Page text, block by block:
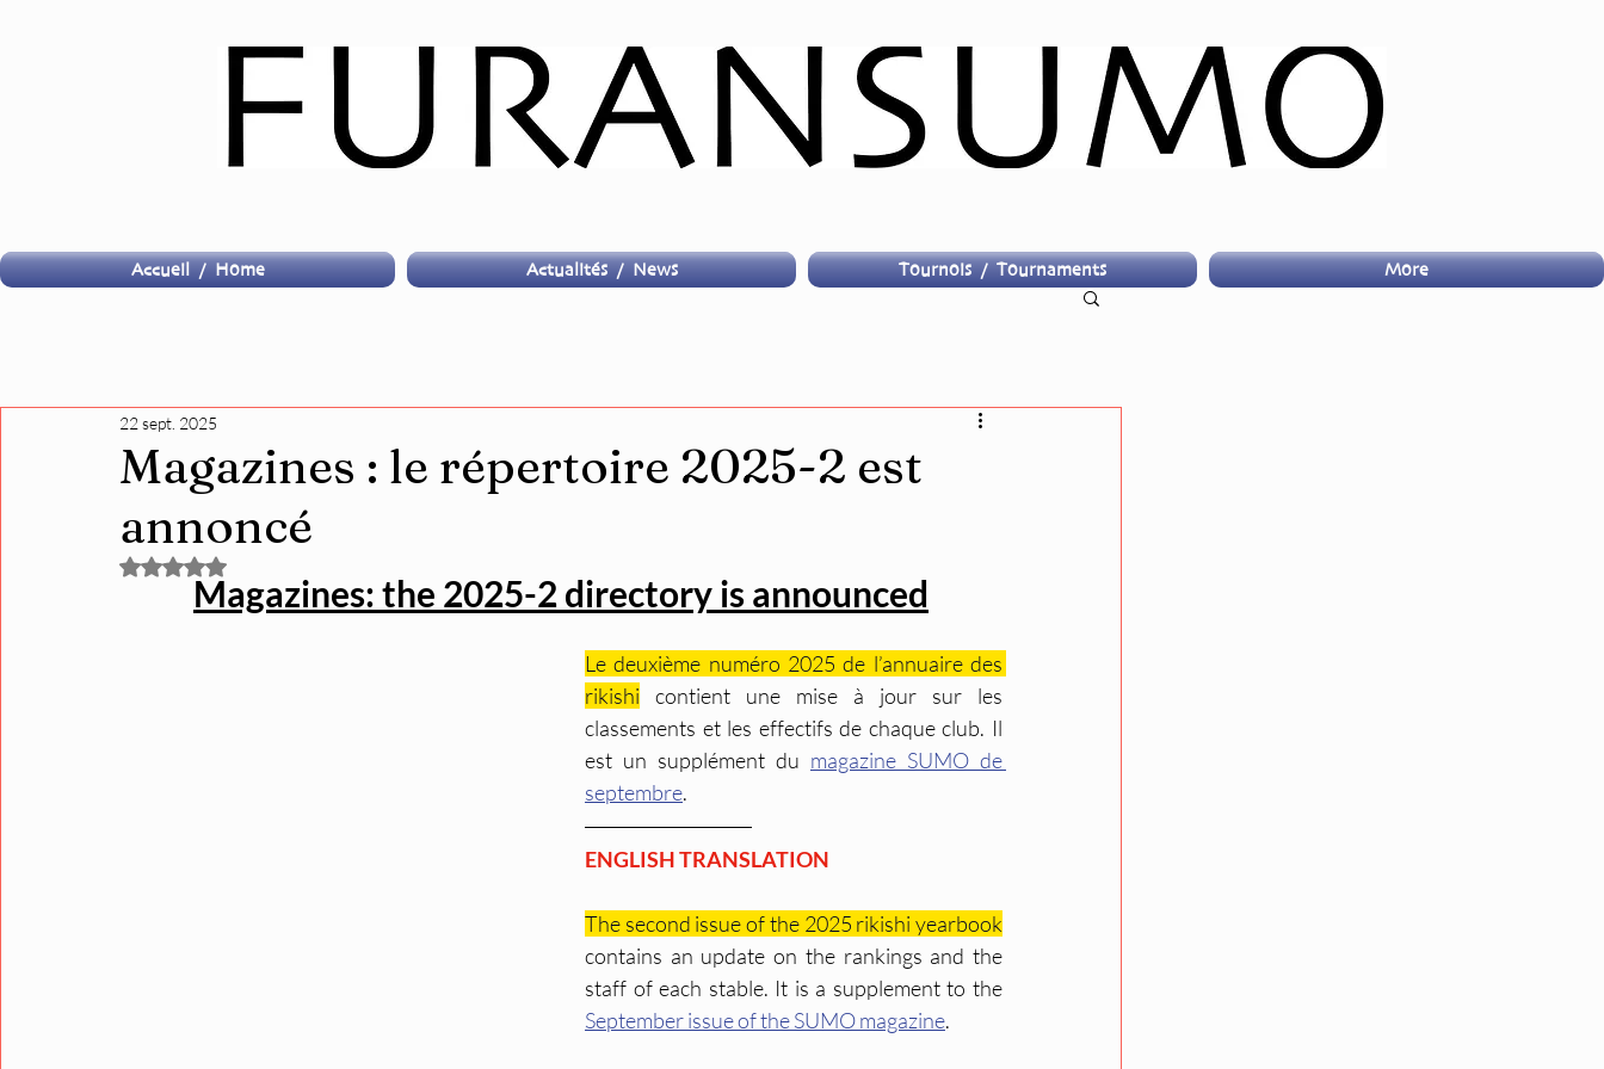
Accueil / Home Actualités / News Tournois / Tournaments More
Magazines : le répertoire 2025-2 est
annoncé
22 sept. 2025
Noté NaN étoiles sur 5.
Magazines: the 2025-2 directory is announced
Le deuxième numéro 2025 de l’annuaire des
rikishi contient une mise à jour sur les
classements et les effectifs de chaque club. Il
est un supplément du magazine SUMO de
septembre.
ENGLISH TRANSLATION
The second issue of the 2025 rikishi yearbook
contains an update on the rankings and the
September issue of the SUMO magazine.